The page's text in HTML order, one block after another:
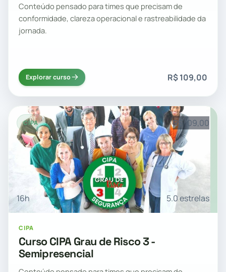
Conteúdo pensado para times que precisam de
conformidade, clareza operacional e rastreabilidade da
jornada.
Explorar curso R$ 109,00
CIPA R$ 109,00
16h 5.0 estrelas
CIPA
Curso CIPA Grau de Risco 3 -
Semipresencial